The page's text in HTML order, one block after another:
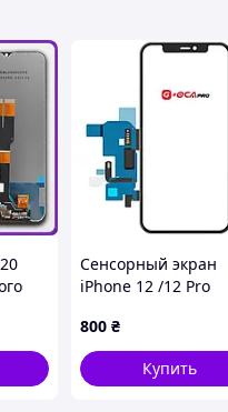
Сенсорный экран
iPhone 12 /12 Pro
микросхемы, с OCA
пленкой, оригинал
G+OCA PRo
800 ₴
Купить